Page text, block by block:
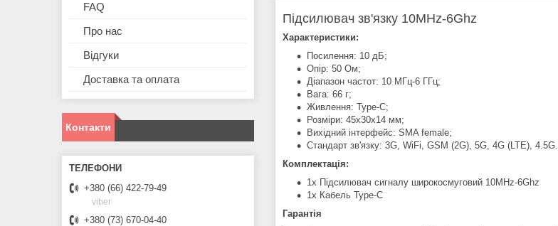
Підсилювач зв'язку 10MHz-6Ghz
Характеристики:
Посилення: 10 дБ;
Опір: 50 Ом;
Діапазон частот: 10 МГц-6 ГГц;
Вага: 66 г;
Живлення: Type-C;
Розміри: 45х30х14 мм;
Вихідний інтерфейс: SMA female;
Стандарт зв'язку: 3G, WiFi, GSM (2G), 5G, 4G (LTE), 4.5G.
Комплектація:
1х Підсилювач сигналу широкосмуговий 10MHz-6Ghz
1х Кабель Type-C
Гарантія
FAQ
Про нас
Відгуки
Доставка та оплата
Контакти
+380 (66) 422-79-49
viber
+380 (73) 670-04-40